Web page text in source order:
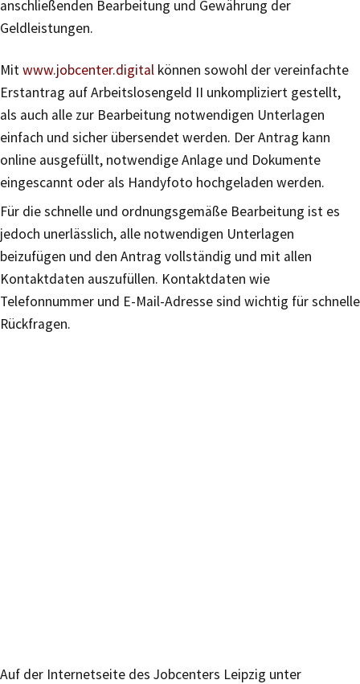
anschließenden Bearbeitung und Gewährung der
Geldleistungen.
Mitwww.jobcenter.digital können sowohl der vereinfachte
Erstantrag auf Arbeitslosengeld II unkompliziert gestellt,
als auch alle zur Bearbeitung notwendigen Unterlagen
einfach und sicher übersendet werden. Der Antrag kann
online ausgefüllt, notwendige Anlage und Dokumente
eingescannt oder als Handyfoto hochgeladen werden.
Für die schnelle und ordnungsgemäße Bearbeitung ist es
jedoch unerlässlich, alle notwendigen Unterlagen
beizufügen und den Antrag vollständig und mit allen
Kontaktdaten auszufüllen. Kontaktdaten wie
Telefonnummer und E-Mail-Adresse sind wichtig für schnelle
Rückfragen.
Auf der Internetseite des Jobcenters Leipzig unter